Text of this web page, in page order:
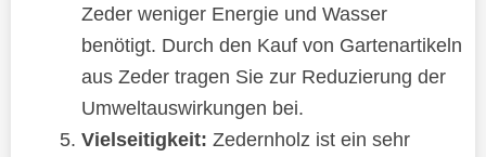
Zeder weniger Energie und Wasser
benötigt. Durch den Kauf von Gartenartikeln
aus Zeder tragen Sie zur Reduzierung der
Umweltauswirkungen bei.
Vielseitigkeit: Zedernholz ist ein sehr